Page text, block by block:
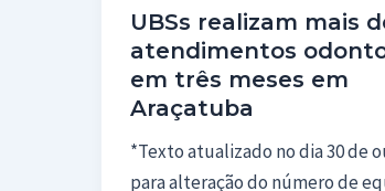
UBSs realizam mais
atendimentos
em três meses em
Araçatuba
*Texto atualizado no dia 30 de
para alteração do número de